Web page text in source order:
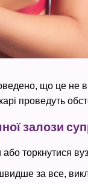
що це
проведуть
залози
торкнутися
за все,